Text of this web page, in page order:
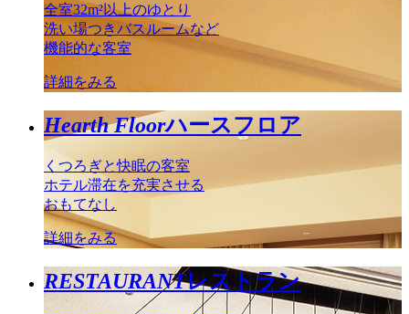
全室32m²以上のゆとり
洗い場つきバスルームなど
機能的な客室
詳細をみる
Hearth Floorハースフロア
くつろぎと快眠の客室
ホテル滞在を充実させる
おもてなし
詳細をみる
RESTAURANTレストラン